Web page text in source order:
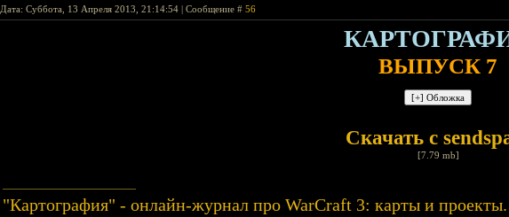
Дата: Суббота, 13 Апреля 2013, 21:14:54 | Сообщение # 56
ВЫПУСК 7
Скачать с
[7.79 mb]
"Картография" - онлайн-журнал про WarCraft 3: карты и